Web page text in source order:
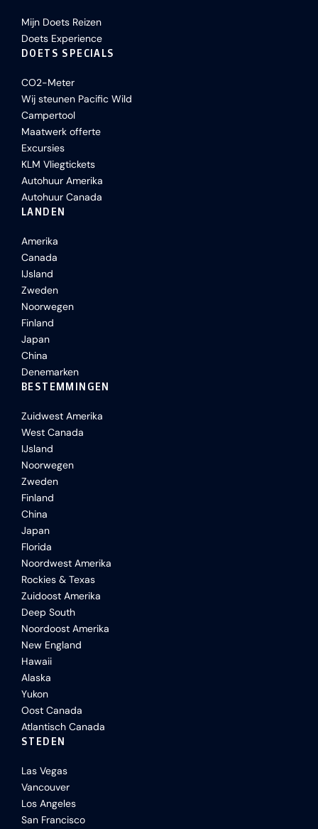
Mijn Doets Reizen
Doets Experience
DOETS SPECIALS
CO2-Meter
Wij steunen Pacific Wild
Campertool
Maatwerk offerte
Excursies
KLM Vliegtickets
Autohuur Amerika
Autohuur Canada
LANDEN
Amerika
Canada
IJsland
Zweden
Noorwegen
Finland
Japan
China
Denemarken
BESTEMMINGEN
Zuidwest Amerika
West Canada
IJsland
Noorwegen
Zweden
Finland
China
Japan
Florida
Noordwest Amerika
Rockies & Texas
Zuidoost Amerika
Deep South
Noordoost Amerika
New England
Hawaii
Alaska
Yukon
Oost Canada
Atlantisch Canada
STEDEN
Las Vegas
Vancouver
Los Angeles
San Francisco